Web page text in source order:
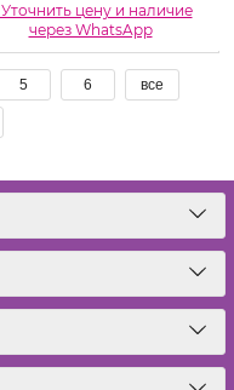
Уточнить цену и наличие
через WhatsApp
5 6 все